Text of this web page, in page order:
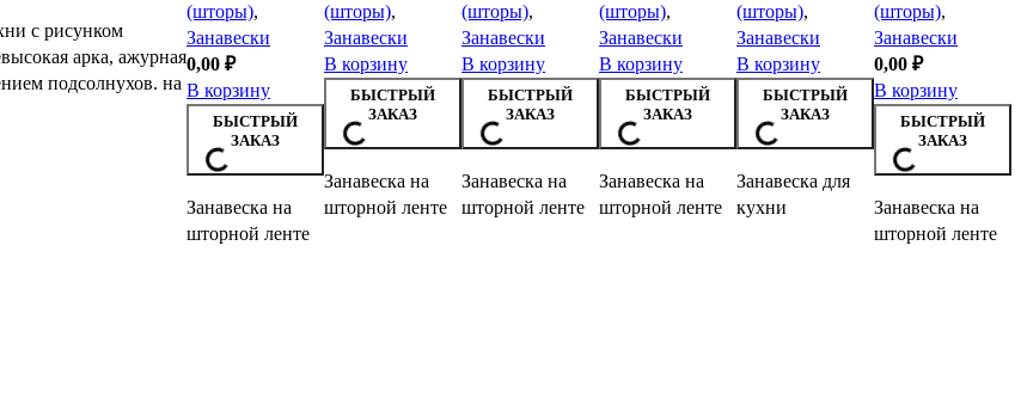
с рисунком
арка, ажурная
подсолнухов. на
(шторы),
Занавески
0,00 ₽
В корзину
БЫСТРЫЙ
ЗАКАЗ
Занавеска на
шторной ленте
(шторы),
Занавески
В корзину
БЫСТРЫЙ
ЗАКАЗ
Занавеска на
шторной ленте
(шторы),
Занавески
В корзину
БЫСТРЫЙ
ЗАКАЗ
Занавеска на
шторной ленте
(шторы),
Занавески
В корзину
БЫСТРЫЙ
ЗАКАЗ
Занавеска на
шторной ленте
(шторы),
Занавески
В корзину
БЫСТРЫЙ
ЗАКАЗ
Занавеска для
кухни
(шторы),
Занавески
0,00 ₽
В корзину
БЫСТРЫЙ
ЗАКАЗ
Занавеска на
шторной ленте